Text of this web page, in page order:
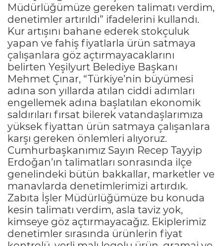
Müdürlüğümüze gereken talimatı verdim,
denetimler artırıldı” ifadelerini kullandı.
Kur artışını bahane ederek stokçuluk
yapan ve fahiş fiyatlarla ürün satmaya
çalışanlara göz açtırmayacaklarını
belirten Yeşilyurt Belediye Başkanı
Mehmet Çınar, “Türkiye’nin büyümesi
adına son yıllarda atılan ciddi adımları
engellemek adına başlatılan ekonomik
saldırıları fırsat bilerek vatandaşlarımıza
yüksek fiyattan ürün satmaya çalışanlara
karşı gereken önlemleri alıyoruz.
Cumhurbaşkanımız Sayın Recep Tayyip
Erdoğan’ın talimatları sonrasında ilçe
genelindeki bütün bakkallar, marketler ve
manavlarda denetimlerimizi artırdık.
Zabıta İşler Müdürlüğümüze bu konuda
kesin talimatı verdim, asla taviz yok,
kimseye göz açtırmayacağız. Ekiplerimiz
denetimler sırasında ürünlerin fiyat